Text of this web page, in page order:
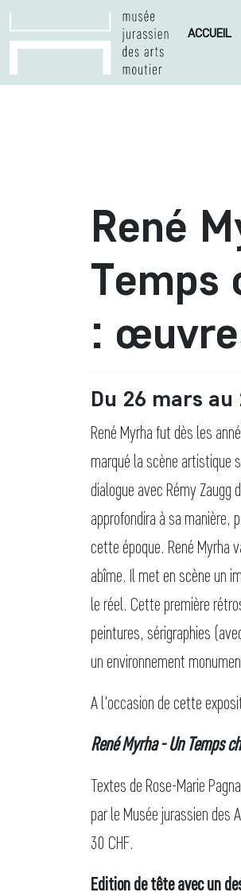
ACCUEIL
René
Temps
:
Du 26 mars au
René Myrha fut dès les
marqué la scène artistique
dialogue avec Rémy
approfondira à sa manière,
cette époque. René Myrha
abîme. Il met en scène un
le réel. Cette première
peintures, sérigraphies
un environnement
A l'occasion de cette
René Myrha - Un Temps
Textes de Rose-Marie
par le Musée jurassien
30 CHF.
Edition de tête avec un